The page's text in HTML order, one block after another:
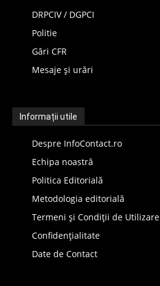
DRPCIV / DGPCI
Politie
Gări CFR
Mesaje și urări
Informații utile
Despre InfoContact.ro
Echipa noastră
Politica Editorială
Metodologia editorială
Termeni și Condiții de Utilizare
Confidențialitate
Date de Contact